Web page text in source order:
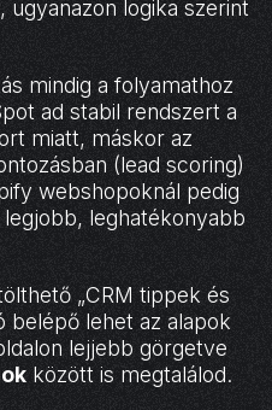
logika szerint
mindig a folyamathoz
ad stabil rendszert a
miatt, máskor az
(lead scoring)
webshopoknál pedig
leghatékonyabb
„CRM tippek és
belépő lehet az alapok
lejjebb görgetve
között is megtalálod.